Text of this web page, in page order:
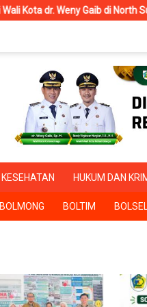
Gaib di North Sulawesi
KESEHATAN HUKUM DAN
BOLMONG BOLTIM